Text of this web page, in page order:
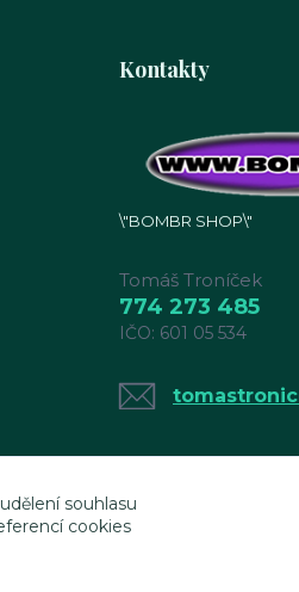
Kontakty
\"BOMBR SHOP\"
Tomáš Troníček
774 273 485
IČO: 601 05 534
souhlasu
cookies